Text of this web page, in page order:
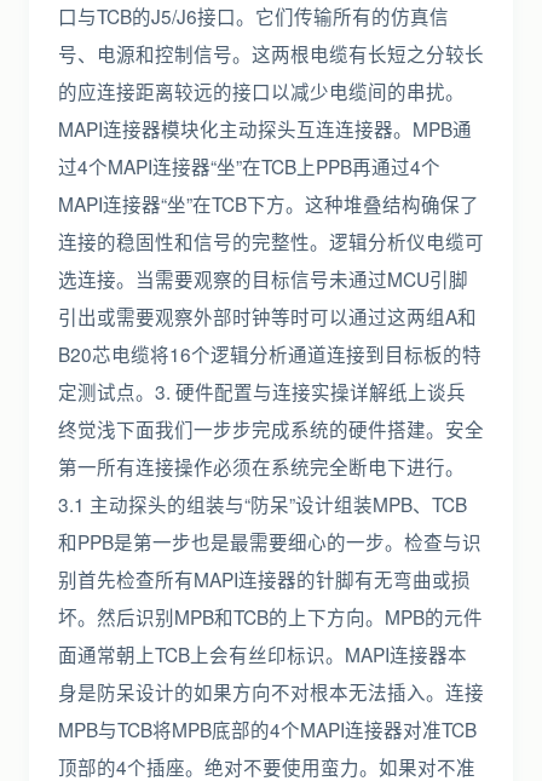
口与TCB的J5/J6接口。它们传输所有的仿真信
号、电源和控制信号。这两根电缆有长短之分较长
的应连接距离较远的接口以减少电缆间的串扰。
MAPI连接器模块化主动探头互连连接器。MPB通
过4个MAPI连接器“坐”在TCB上PPB再通过4个
MAPI连接器“坐”在TCB下方。这种堆叠结构确保了
连接的稳固性和信号的完整性。逻辑分析仪电缆可
选连接。当需要观察的目标信号未通过MCU引脚
引出或需要观察外部时钟等时可以通过这两组A和
B20芯电缆将16个逻辑分析通道连接到目标板的特
定测试点。3. 硬件配置与连接实操详解纸上谈兵
终觉浅下面我们一步步完成系统的硬件搭建。安全
第一所有连接操作必须在系统完全断电下进行。
3.1 主动探头的组装与“防呆”设计组装MPB、TCB
和PPB是第一步也是最需要细心的一步。检查与识
别首先检查所有MAPI连接器的针脚有无弯曲或损
坏。然后识别MPB和TCB的上下方向。MPB的元件
面通常朝上TCB上会有丝印标识。MAPI连接器本
身是防呆设计的如果方向不对根本无法插入。连接
MPB与TCB将MPB底部的4个MAPI连接器对准TCB
顶部的4个插座。绝对不要使用蛮力。如果对不准